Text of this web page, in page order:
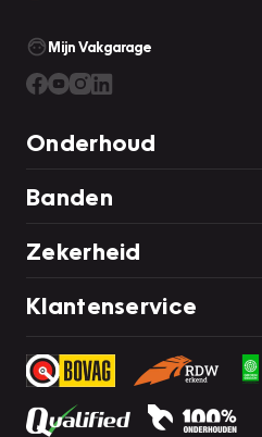
Mijn Vakgarage
Onderhoud
Banden
Zekerheid
Klantenservice